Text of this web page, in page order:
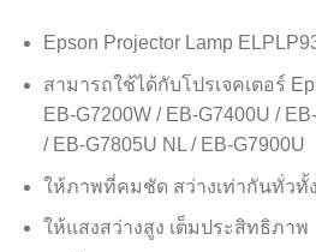
Epson Projector Lamp
สามารถใช้ได้กับโปรเจคเตอร์
EB-G7200W / EB-G7400U /
/ EB-G7805U NL / EB-G7900U
ให้ภาพที่คมชัด สว่างเท่ากันทั่วทั้
ให้แสงสว่างสูง เต็มประสิทธิภาพ